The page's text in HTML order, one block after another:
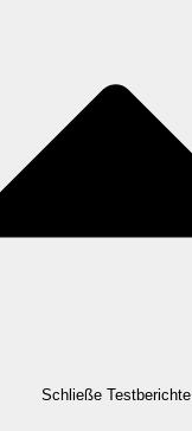
Schließe Testberichte